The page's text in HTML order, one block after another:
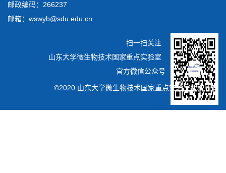
邮政编码：266237
邮箱：wswyb@sdu.edu.cn
扫一扫关注
山东大学微生物技术国家重点实验室
官方微信公众号
©2020 山东大学微生物技术国家重点实验室版权所有